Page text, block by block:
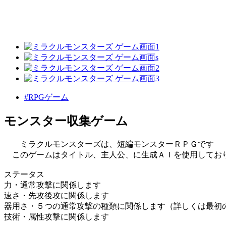
#RPGゲーム
モンスター収集ゲーム
ミラクルモンスターズは、短編モンスターＲＰＧです
このゲームはタイトル、主人公、に生成ＡＩを使用してお
ステータス
力・通常攻撃に関係します
速さ・先攻後攻に関係します
器用さ・５つの通常攻撃の種類に関係します（詳しくは最初
技術・属性攻撃に関係します